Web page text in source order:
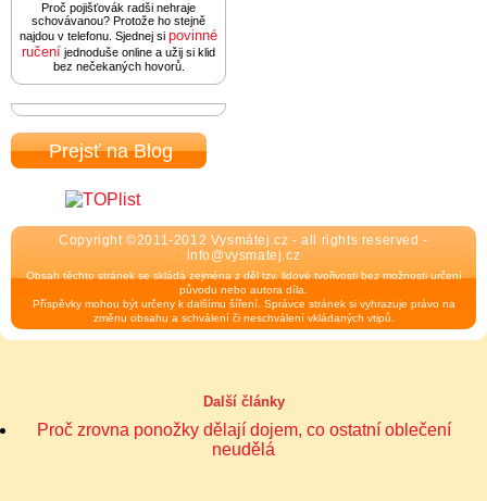
Proč pojišťovák radši nehraje
schovávanou? Protože ho stejně
najdou v telefonu. Sjednej si povinné
ručení jednoduše online a užij si klid
bez nečekaných hovorů.
Prejsť na Blog
Copyright ©2011-2012 Vysmátej.cz - all rights reserved -
info@vysmatej.cz
Obsah těchto stránek se skládá zejména z děl tzv. lidové tvořivosti bez možnosti určení
původu nebo autora díla.
Příspěvky mohou být určeny k dalšímu šíření. Správce stránek si vyhrazuje právo na
změnu obsahu a schválení či neschválení vkládaných vtipů.
Další články
Proč zrovna ponožky dělají dojem, co ostatní oblečení
neudělá